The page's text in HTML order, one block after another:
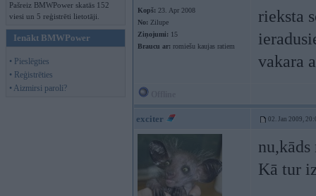
Pašreiz BMWPower skatās 152
viesi un 5 reģistrēti lietotāji.
Ienākt BMWPower
• Pieslēgties
• Reģistrēties
• Aizmirsi paroli?
Kopš: 23. Apr 2008
No: Zilupe
Ziņojumi: 15
Braucu ar: romiešu kaujas ratiem
rieksta
vakara
exciter 02. Jan 2009,
Kā tur